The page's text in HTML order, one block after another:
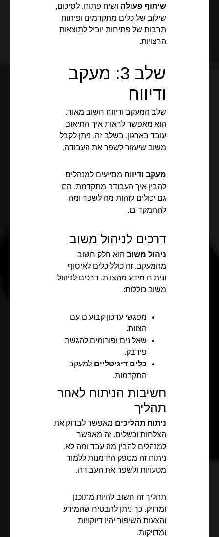
שיתוף פעולה ושיח פתוח. לסיכום,
שילוב של כלים מתקדמים ופיתוח
תרבות של פתיחות יוביל לתוצאות
הרצויות.
שלב 3: מעקב
ודיווח
שלב המעקב ודיווח חשוב מאוד.
הוא מאפשר לראות איך התיאום
עובד בארגון. בשלב זה, ניתן לקבל
משוב שיעזור לשפר את העבודה.
מעקב ודיווח מסייעים למנהלים
להבין איך העבודה מתקדמת. הם
גם יכולים לזהות מה לשפר ומה
להתמקד בו.
דרכים לניהול משוב
ניהול משוב הוא חלק חשוב
מהמעקב. זה כולל כלים לאיסוף
וניתוח מידע מהצוות. דרכים לניהול
משוב כוללות:
מפגשי עדכון קבועים עם
הצוות.
שאלונים ופורומים להגשת
פידבק.
כלים דיגיטליים למעקב
התקדמות.
חשיבות הניתוח לאחר
תהליך
ניתוח תהליכים מאפשר לבדוק את
הצלחות וכשלים. זה מאפשר
למנהלים להבין מה עבד ומה לא.
ניתוח זה מספק הזדמנות ללמוד
מטעויות ולשפר את העבודה.
תהליך זה חשוב להיות מתוכנן
ומדויק. כך ניתן להבטיח שהמידע
והצעות השיפור יהיו דיוקניות
ומדויקות.